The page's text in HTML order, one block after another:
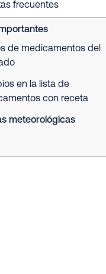
frecuentes
de medicamentos del
en la lista de
con receta
meteorológicas